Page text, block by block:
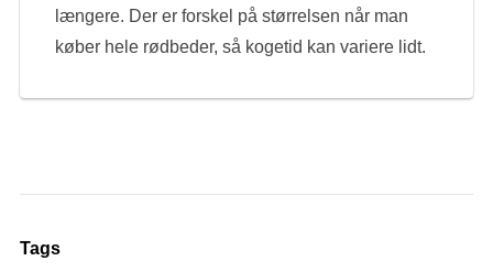
længere. Der er forskel på størrelsen når man
køber hele rødbeder, så kogetid kan variere lidt.
Tags